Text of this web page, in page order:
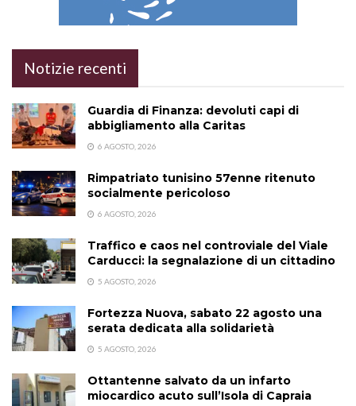
Notizie recenti
Guardia di Finanza: devoluti capi di
abbigliamento alla Caritas
6 AGOSTO, 2026
Rimpatriato tunisino 57enne ritenuto
socialmente pericoloso
6 AGOSTO, 2026
Traffico e caos nel controviale del Viale
Carducci: la segnalazione di un cittadino
5 AGOSTO, 2026
Fortezza Nuova, sabato 22 agosto una
serata dedicata alla solidarietà
5 AGOSTO, 2026
Ottantenne salvato da un infarto
miocardico acuto sull’Isola di Capraia